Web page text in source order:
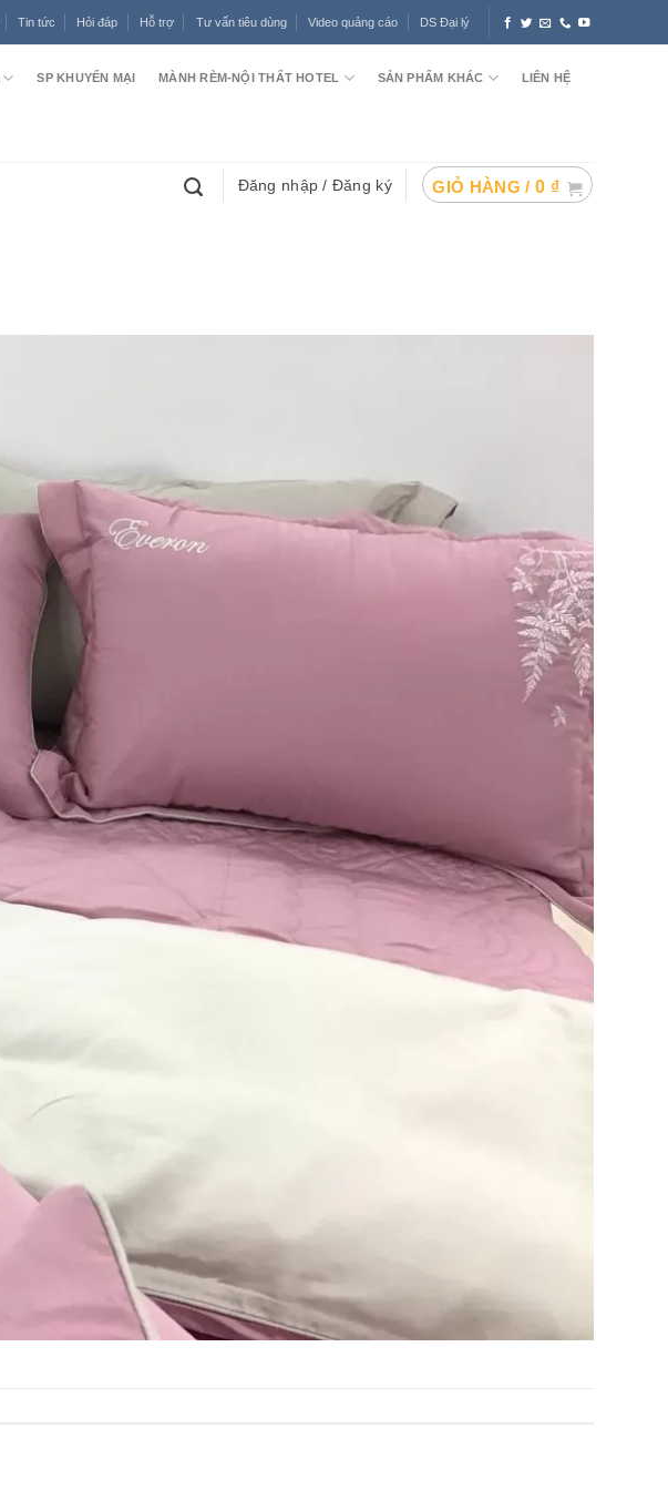
Tin tức Hỏi đáp Hỗ trợ Tư vấn tiêu dùng Video quảng cáo DS Đại lý
SP KHUYẾN MẠI MÀNH RÈM-NỘI THẤT HOTEL SẢN PHẨM KHÁC LIÊN HỆ
Đăng nhập / Đăng ký GIỎ HÀNG / 0 ₫